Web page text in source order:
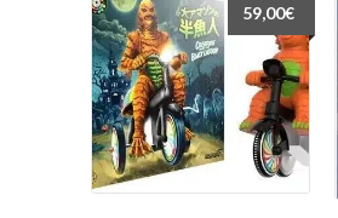
59,00€